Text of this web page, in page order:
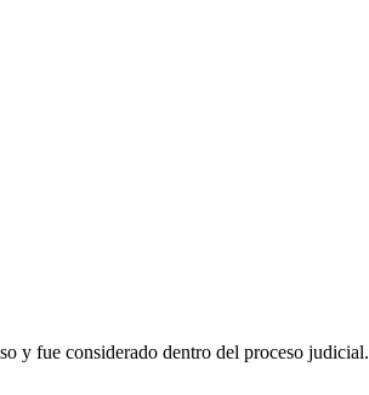
y fue considerado dentro del proceso judicial.